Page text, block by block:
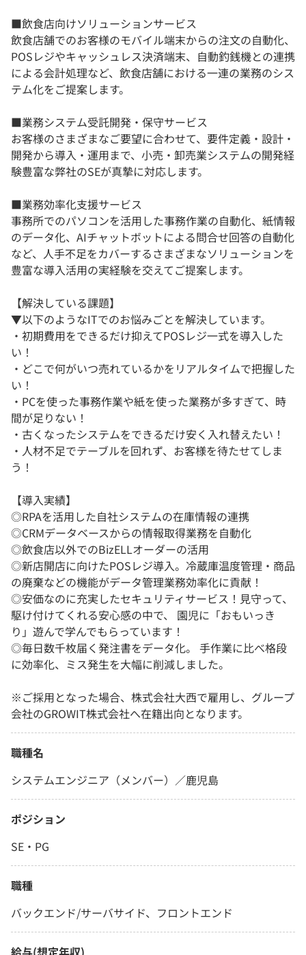
■飲食店向けソリューションサービス
飲食店舗でのお客様のモバイル端末からの注文の自動化、
POSレジやキャッシュレス決済端末、自動釣銭機との連携
による会計処理など、飲食店舗における一連の業務のシス
テム化をご提案します。
■業務システム受託開発・保守サービス
お客様のさまざまなご要望に合わせて、要件定義・設計・
開発から導入・運用まで、小売・卸売業システムの開発経
験豊富な弊社のSEが真摯に対応します。
■業務効率化支援サービス
事務所でのパソコンを活用した事務作業の自動化、紙情報
のデータ化、AIチャットボットによる問合せ回答の自動化
など、人手不足をカバーするさまざまなソリューションを
豊富な導入活用の実経験を交えてご提案します。
【解決している課題】
▼以下のようなITでのお悩みごとを解決しています。
・初期費用をできるだけ抑えてPOSレジ一式を導入した
い！
・どこで何がいつ売れているかをリアルタイムで把握した
い！
・PCを使った事務作業や紙を使った業務が多すぎて、時
間が足りない！
・古くなったシステムをできるだけ安く入れ替えたい！
・人材不足でテーブルを回れず、お客様を待たせてしま
う！
【導入実績】
◎RPAを活用した自社システムの在庫情報の連携
◎CRMデータベースからの情報取得業務を自動化
◎飲食店以外でのBizELLオーダーの活用
◎新店開店に向けたPOSレジ導入。冷蔵庫温度管理・商品
の廃棄などの機能がデータ管理業務効率化に貢献！
◎安価なのに充実したセキュリティサービス！見守って、
駆け付けてくれる安心感の中で、 園児に「おもいっき
り」遊んで学んでもらっています！
◎毎日数千枚届く発注書をデータ化。 手作業に比べ格段
に効率化、ミス発生を大幅に削減しました。
※ご採用となった場合、株式会社大西で雇用し、グループ
会社のGROWIT株式会社へ在籍出向となります。
職種名
システムエンジニア（メンバー）／鹿児島
ポジション
SE・PG
職種
バックエンド/サーバサイド、フロントエンド